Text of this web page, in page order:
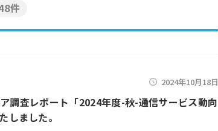
件
2024年10月18日
調査レポート「2024年度-秋-通信サービス動向
しました。